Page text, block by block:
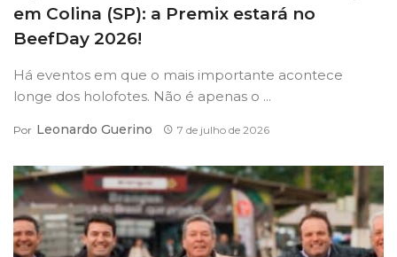
em Colina (SP): a Premix estará no
BeefDay 2026!
Há eventos em que o mais importante acontece
longe dos holofotes. Não é apenas o ...
Por Leonardo Guerino 7 de julho de 2026